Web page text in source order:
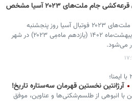
زمان قرعه‌کشی جام ملت‌های ۲۰۲۳ آسیا مشخص
قرعه‌کشی جام ملت‌های ۲۰۲۳ فوتبال آسیا روز پنجشنبه
بیست‌ویکم اردیبهشت‌ماه ۱۴۰۲ (یازدهم ماه‌مِی ۲۰۲۳) در شهر
می‌شود.
آرژانتین نخستین قهرمان سه‌ستاره تاریخ!
با انبوهی از طلسم‌شکنی‌ها و عناوین، موفق